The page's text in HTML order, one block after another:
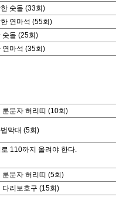
숫돌 (33회)
연마석 (55회)
숫돌 (25회)
연마석 (35회)
룬문자 허리띠 (10회)
막대 (5회)
110까지 올려야 한다.
룬문자 허리띠 (5회)
다리보호구 (15회)